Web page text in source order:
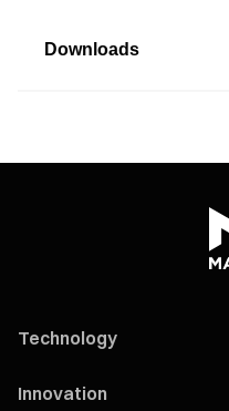
Downloads
Technology
Innovation